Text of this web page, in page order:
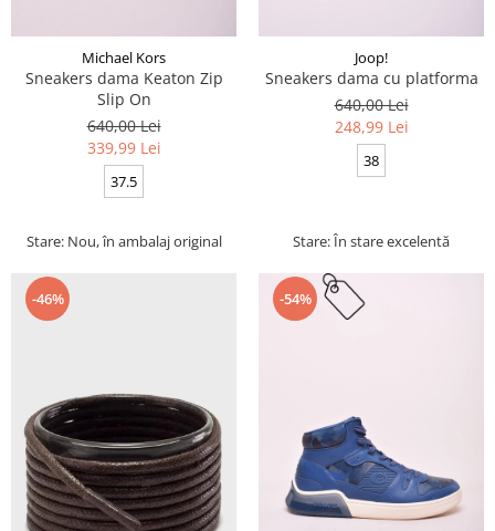
Michael Kors
Sneakers dama Keaton Zip
Slip On
640,00 Lei
339,99 Lei
37.5
Stare: Nou, în ambalaj original
Joop!
Sneakers dama cu platforma
640,00 Lei
248,99 Lei
38
Stare: În stare excelentă
-46% -54%